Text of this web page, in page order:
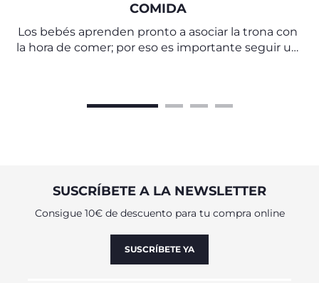
COMIDA
Los bebés aprenden pronto a asociar la trona con
la hora de comer; por eso es importante seguir un
SUSCRÍBETE A LA NEWSLETTER
Consigue 10€ de descuento para tu compra online
SUSCRÍBETE YA